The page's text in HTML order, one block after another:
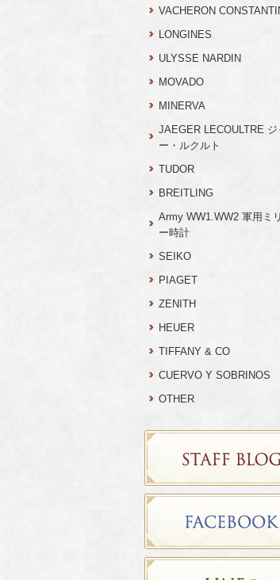
VACHERON
LONGINES
ULYSSE NARDIN
MOVADO
MINERVA
JAEGER LECOULTRE ジ
ー・ルクルト
TUDOR
BREITLING
Army WW1.WW2 軍用ミ
ー時計
SEIKO
PIAGET
ZENITH
HEUER
TIFFANY & CO
CUERVO Y SOBRINOS
OTHER